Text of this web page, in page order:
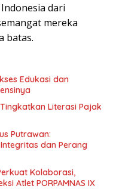
dari
mereka
batas.
Edukasi dan
Literasi Pajak
Putrawan:
dan Perang
Kolaborasi,
Atlet PORPAMNAS IX